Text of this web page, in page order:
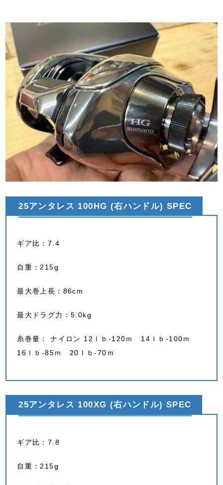
25アンタレス 100HG (右ハンドル) SPEC
ギア比：7.4
自重：215g
最大巻上長：86cm
最大ドラグ力：5.0kg
糸巻量： ナイロン 12ｌｂ-120ｍ 14ｌｂ-100ｍ
16ｌｂ-85ｍ 20ｌｂ-70ｍ
25アンタレス 100XG (右ハンドル) SPEC
ギア比：7.8
自重：215g